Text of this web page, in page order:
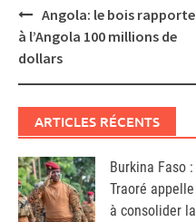
Post
navigation
Angola: le bois rapporte
à l’Angola 100 millions de
dollars
ARTICLES RÉCENTS
Burkina Faso :
Traoré appelle
à consolider la